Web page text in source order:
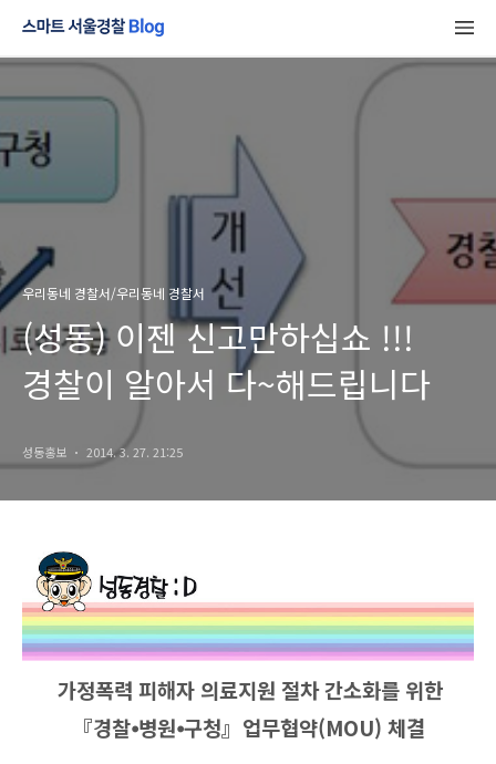
우리동네 경찰서/우리동네 경찰서
(성동) 이젠 신고만하십쇼 !!!
경찰이 알아서 다~해드립니다
성동홍보 2014. 3. 27. 21:25
가정폭력 피해자 의료지원 절차 간소화를 위한
『경찰⦁병원⦁구청』업무협약(MOU) 체결